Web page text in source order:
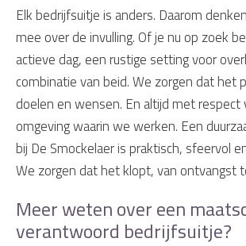
Elk bedrijfsuitje is anders. Daarom
mee over de invulling. Of je nu op zoek
actieve dag, een rustige setting voor
combinatie van beid. We zorgen dat het
doelen en wensen. En altijd met respect
omgeving waarin we werken. Een
bij De Smockelaer is praktisch, sfeervol
We zorgen dat het klopt, van ontvangst
Meer weten over een
verantwoord bedrijfsuitje?